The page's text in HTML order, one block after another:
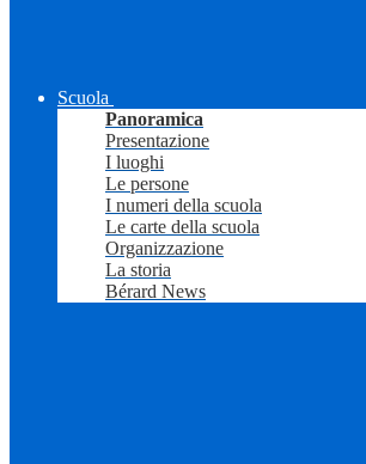
Scuola
Panoramica
Presentazione
I luoghi
Le persone
I numeri della scuola
Le carte della scuola
Organizzazione
La storia
Bérard News